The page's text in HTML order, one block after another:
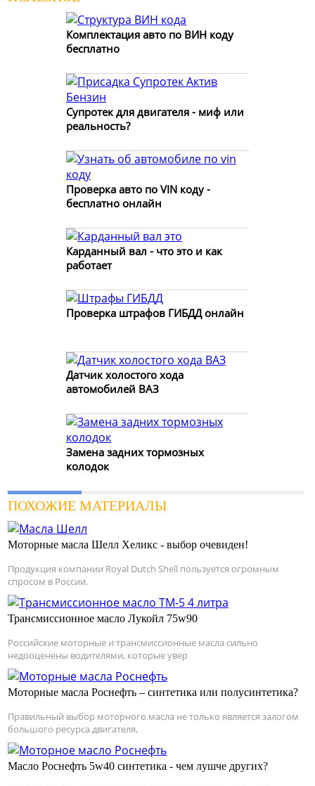
Комплектация авто по ВИН коду
бесплатно
Супротек для двигателя - миф или
реальность?
Проверка авто по VIN коду -
бесплатно онлайн
Карданный вал - что это и как
работает
Проверка штрафов ГИБДД онлайн
Датчик холостого хода
автомобилей ВАЗ
Замена задних тормозных
колодок
ПОХОЖИЕ МАТЕРИАЛЫ
Моторные масла Шелл Хеликс - выбор очевиден!
Продукция компании Royal Dutch Shell пользуется огромным
спросом в России.
Трансмиссионное масло Лукойл 75w90
Российские моторные и трансмиссионные масла сильно
недооценены водителями, которые увер
Моторные масла Роснефть – синтетика или полусинтетика?
Правильный выбор моторного масла не только является залогом
большого ресурса двигателя,
Масло Роснефть 5w40 синтетика - чем лушче других?